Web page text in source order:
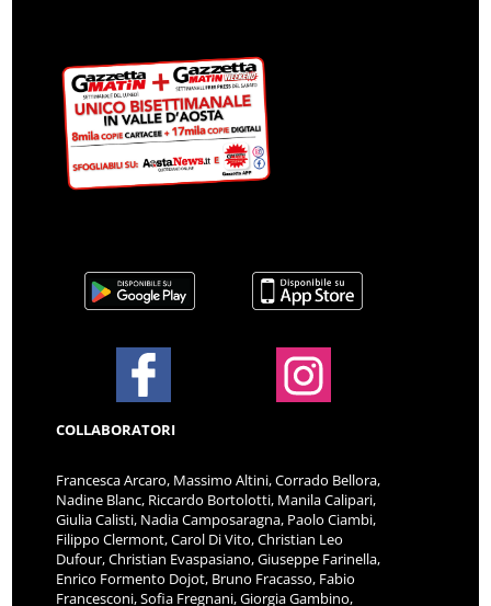
COLLABORATORI
Francesca Arcaro, Massimo Altini, Corrado Bellora,
Nadine Blanc, Riccardo Bortolotti, Manila Calipari,
Giulia Calisti, Nadia Camposaragna, Paolo Ciambi,
Filippo Clermont, Carol Di Vito, Christian Leo
Dufour, Christian Evaspasiano, Giuseppe Farinella,
Enrico Formento Dojot, Bruno Fracasso, Fabio
Francesconi, Sofia Fregnani, Giorgia Gambino,